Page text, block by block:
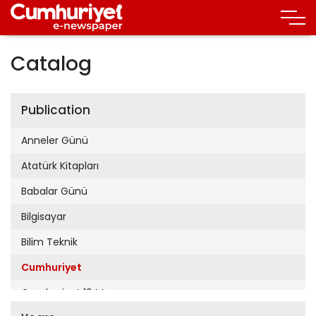
Catalog
Publication
Anneler Günü
Atatürk Kitapları
Babalar Günü
Bilgisayar
Bilim Teknik
Cumhuriyet
Cumhuriyet 19 Mayıs